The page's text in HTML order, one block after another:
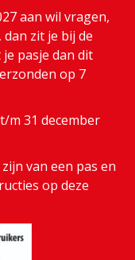
aan wil vragen,
zit je bij de
pasje dan dit
op 7
m 31 december
van een pas en
op deze